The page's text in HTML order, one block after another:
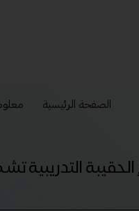
الصفحة الرئيسية
الحقيبة